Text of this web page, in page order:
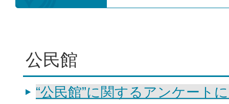
公民館
“公民館”に関するアンケート